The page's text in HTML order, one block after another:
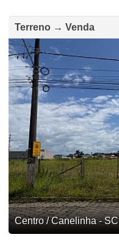
Terreno → Venda
Centro / Canelinha - SC